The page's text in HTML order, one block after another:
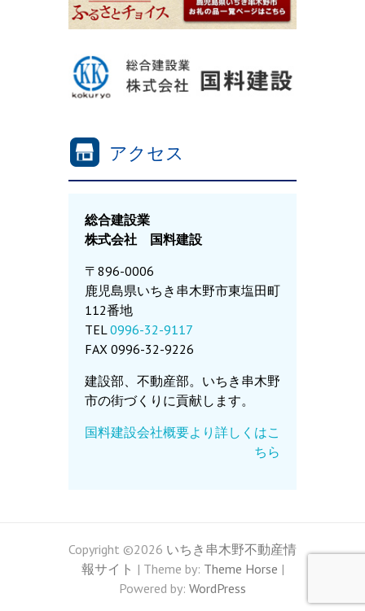
アクセス
総合建設業
株式会社 国料建設
〒896-0006
鹿児島県いちき串木野市東塩田町
112番地
TEL0996-32-9117
FAX 0996-32-9226
建設部、不動産部。いちき串木野
市の街づくりに貢献します。
国料建設会社概要より詳しくはこ
ちら
Copyright ©2026 いちき串木野不動産情
報サイト | Theme by: Theme Horse |
Powered by: WordPress